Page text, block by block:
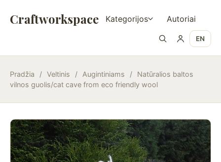
Craftworkspace Kategorijos Autoriai
EN
Pradžia / Veltinis / Augintiniams /
Natūralios baltos
vilnos guolis/cat cave from eco friendly wool